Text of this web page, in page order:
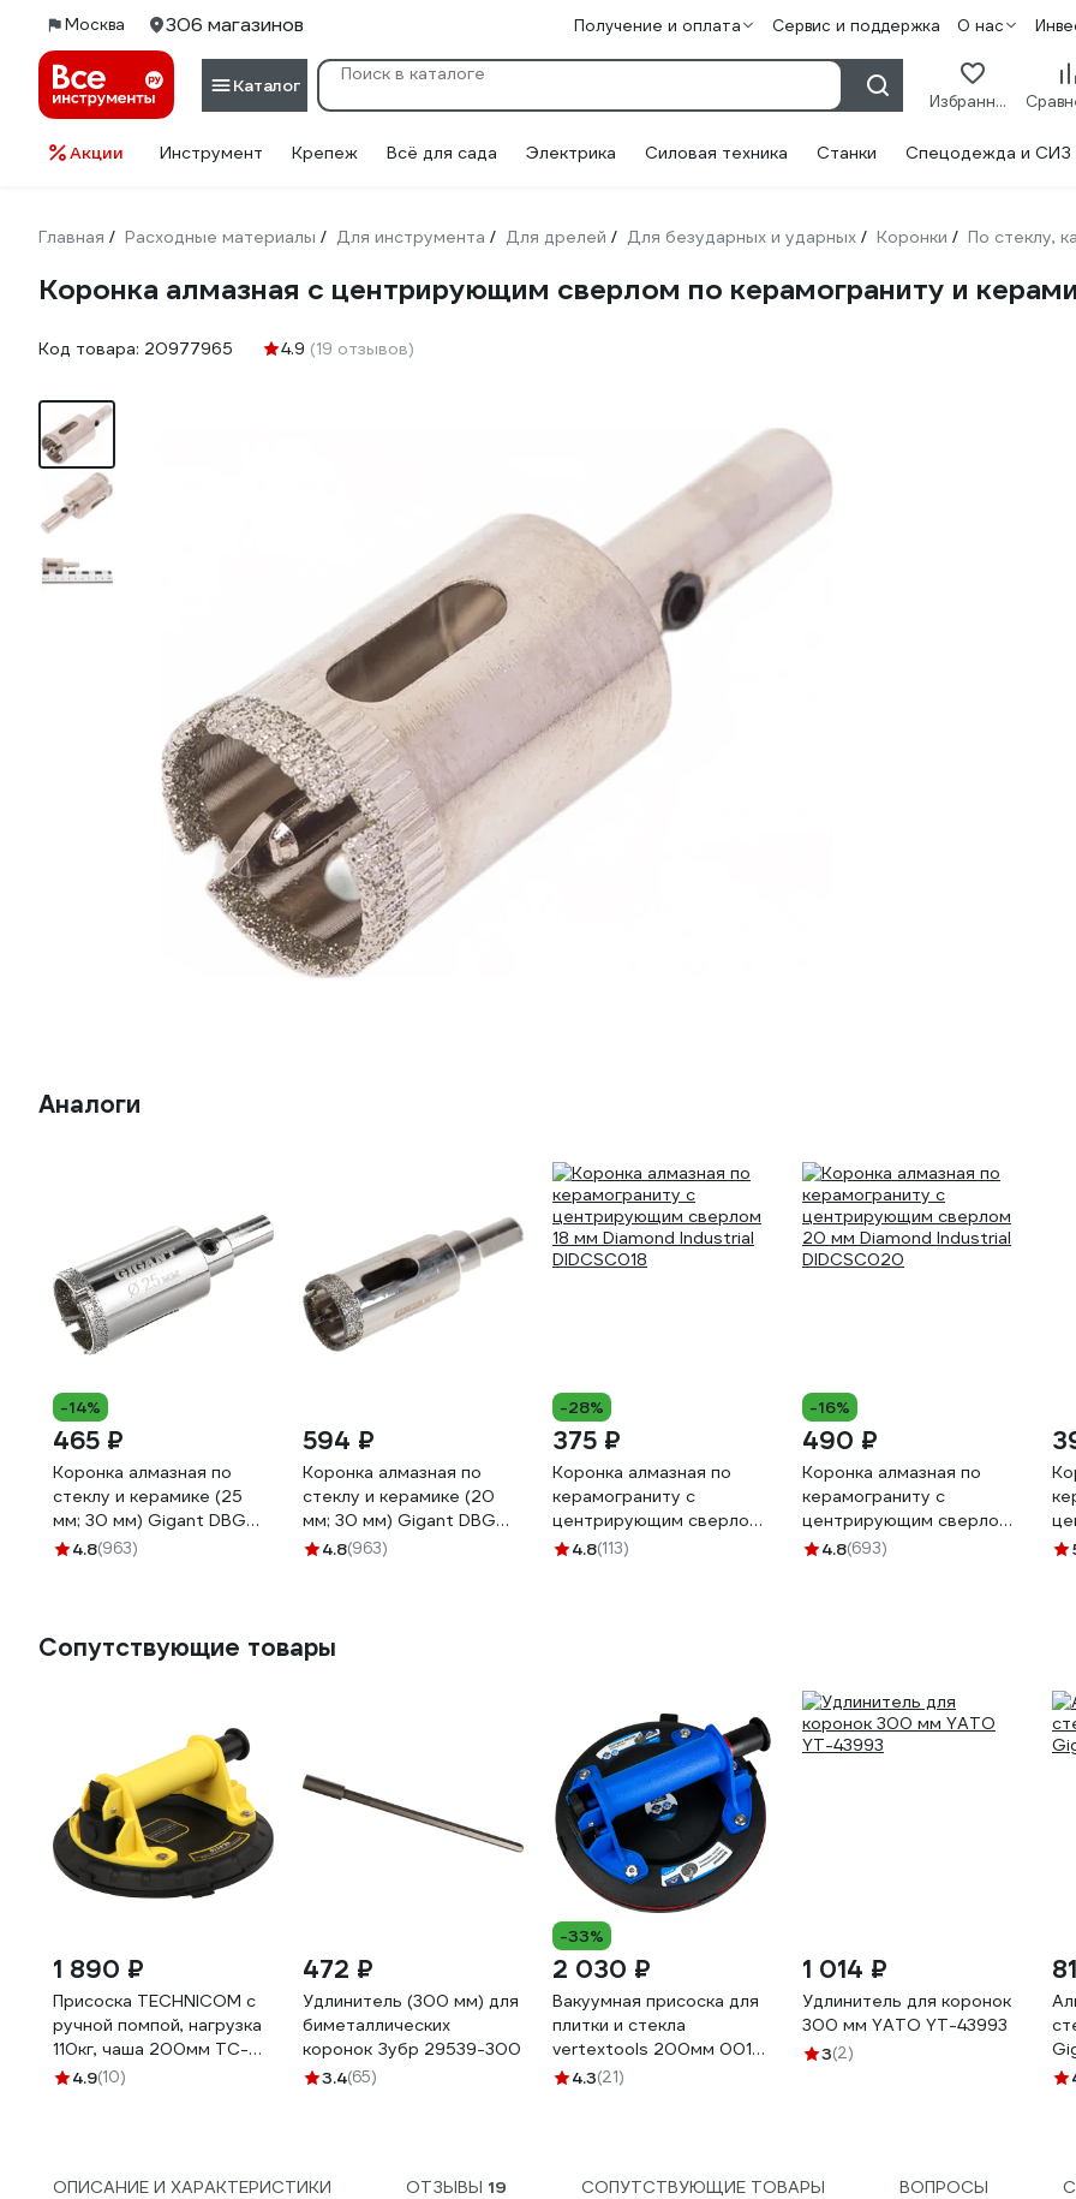
Москва 306 магазинов Получение и оплата Сервис и поддержка О нас
Каталог
Избранное
Акции Инструмент Крепеж Всё для сада Электрика Силовая техника Станки Спецодежда и СИЗ
Главная / Расходные материалы / Для инструмента / Для дрелей / Для безударных и ударных / Коронки / По стеклу,
Коронка алмазная с центрирующим сверлом по керамограниту и
Код товара: 20977965 4.9 (19 отзывов)
Аналоги
-14%
465 ₽
Коронка алмазная по
стеклу и керамике (25
мм; 30 мм) Gigant DBG
11068
4.8(963)
594 ₽
Коронка алмазная по
стеклу и керамике (20
мм; 30 мм) Gigant DBG
11067
4.8(963)
-28%
375 ₽
Коронка алмазная по
керамограниту с
центрирующим сверлом
18 мм Diamond Industrial
4.8(113)
-16%
490 ₽
Коронка алмазная по
керамограниту с
центрирующим сверлом
20 мм Diamond Industrial
4.8(693)
Сопутствующие товары
1 890 ₽
Присоска TECHNICOM с
ручной помпой, нагрузка
110кг, чаша 200мм TC-
F1104.9(10)
472 ₽
Удлинитель (300 мм) для
биметаллических
коронок Зубр 29539-300
3.4(65)
-33%
2 030 ₽
Вакуумная присоска для
плитки и стекла
vertextools 200мм 0017-
01-01
4.3(21)
1 014 ₽
Удлинитель для коронок
300 мм YATO YT-43993
3(2)
ОПИСАНИЕ И ХАРАКТЕРИСТИКИ ОТЗЫВЫ 19 СОПУТСТВУЮЩИЕ ТОВАРЫ ВОПРОСЫ